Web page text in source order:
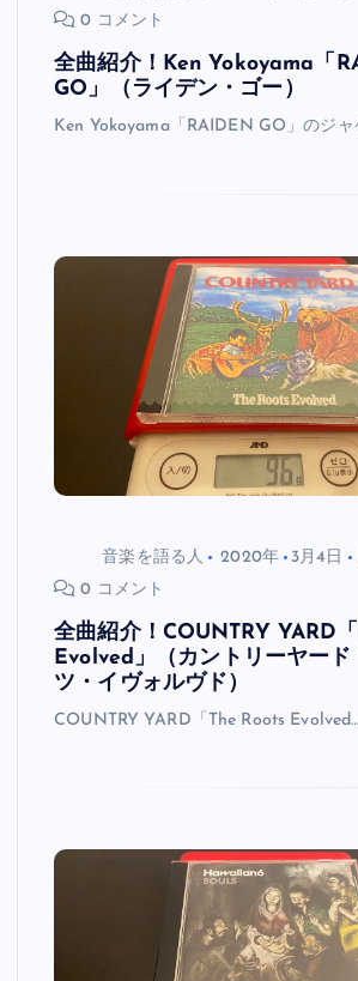
0 コメント
全曲紹介！Ken Yokoyama「
GO」（ライデン・ゴー）
Ken Yokoyama「RAIDEN GO」のジャ
音楽を語る人 2020年 3月4日
0 コメント
全曲紹介！COUNTRY YARD
Evolved」（カントリーヤード
ツ・イヴォルヴド）
COUNTRY YARD「The Roots Evolved…